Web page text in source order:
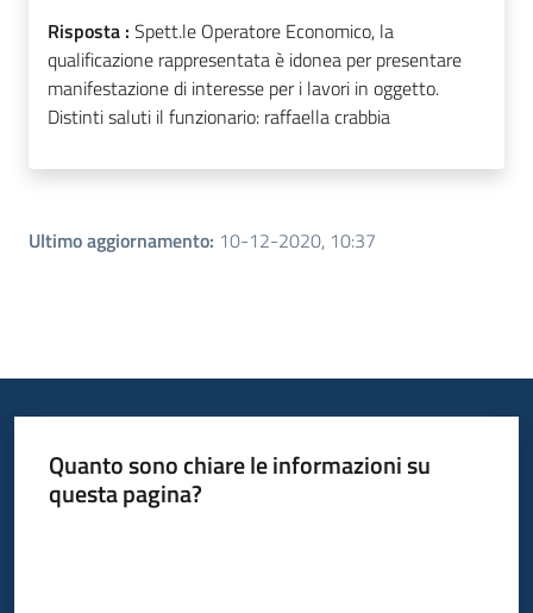
Risposta : Spett.le Operatore Economico, la
qualificazione rappresentata è idonea per presentare
manifestazione di interesse per i lavori in oggetto.
Distinti saluti il funzionario: raffaella crabbia
Ultimo aggiornamento: 10-12-2020, 10:37
Quanto sono chiare le informazioni su
questa pagina?